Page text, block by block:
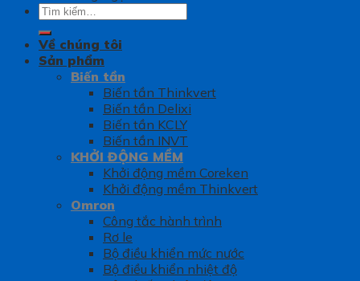
Tìm
kiếm:
Về chúng tôi
Sản phẩm
Biến tần
Biến tần Thinkvert
Biến tần Delixi
Biến tần KCLY
Biến tần INVT
KHỞI ĐỘNG MỀM
Khởi động mềm Coreken
Khởi động mềm Thinkvert
Omron
Công tắc hành trình
Rơ le
Bộ điều khiển mức nước
Bộ điều khiển nhiệt độ